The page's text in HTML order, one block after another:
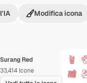
Surang Red
33,414 Icone
Modifica icona